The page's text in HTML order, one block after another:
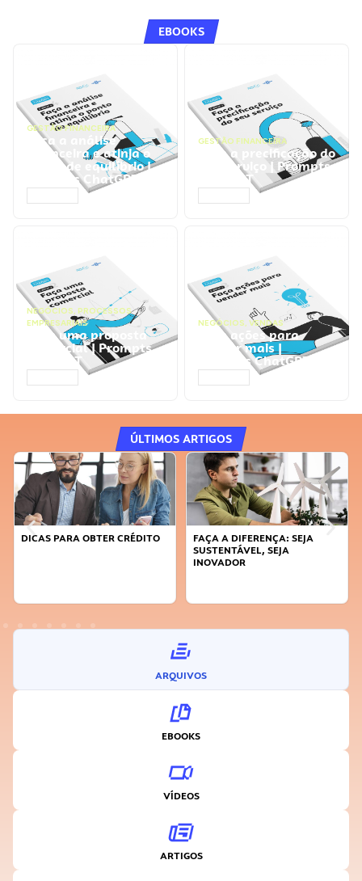
EBOOKS
GESTÃO FINANCEIRA
Faça a análise
financeira e atinja o
ponto de equilíbrio |
Prompts ChatGPT
GESTÃO FINANCEIRA
Faça a precificação do
seu serviço | Prompts
ChatGPT
NEGÓCIOS, PROCESSOS
EMPRESARIAIS
Faça uma proposta
comercial | Prompts
ChatGPT
NEGÓCIOS, VENDAS
Faça ações para
vender mais |
Prompts ChatGPT
ÚLTIMOS ARTIGOS
DICAS PARA OBTER CRÉDITO
FAÇA A DIFERENÇA: SEJA
SUSTENTÁVEL, SEJA
INOVADOR
ARQUIVOS
EBOOKS
VÍDEOS
ARTIGOS